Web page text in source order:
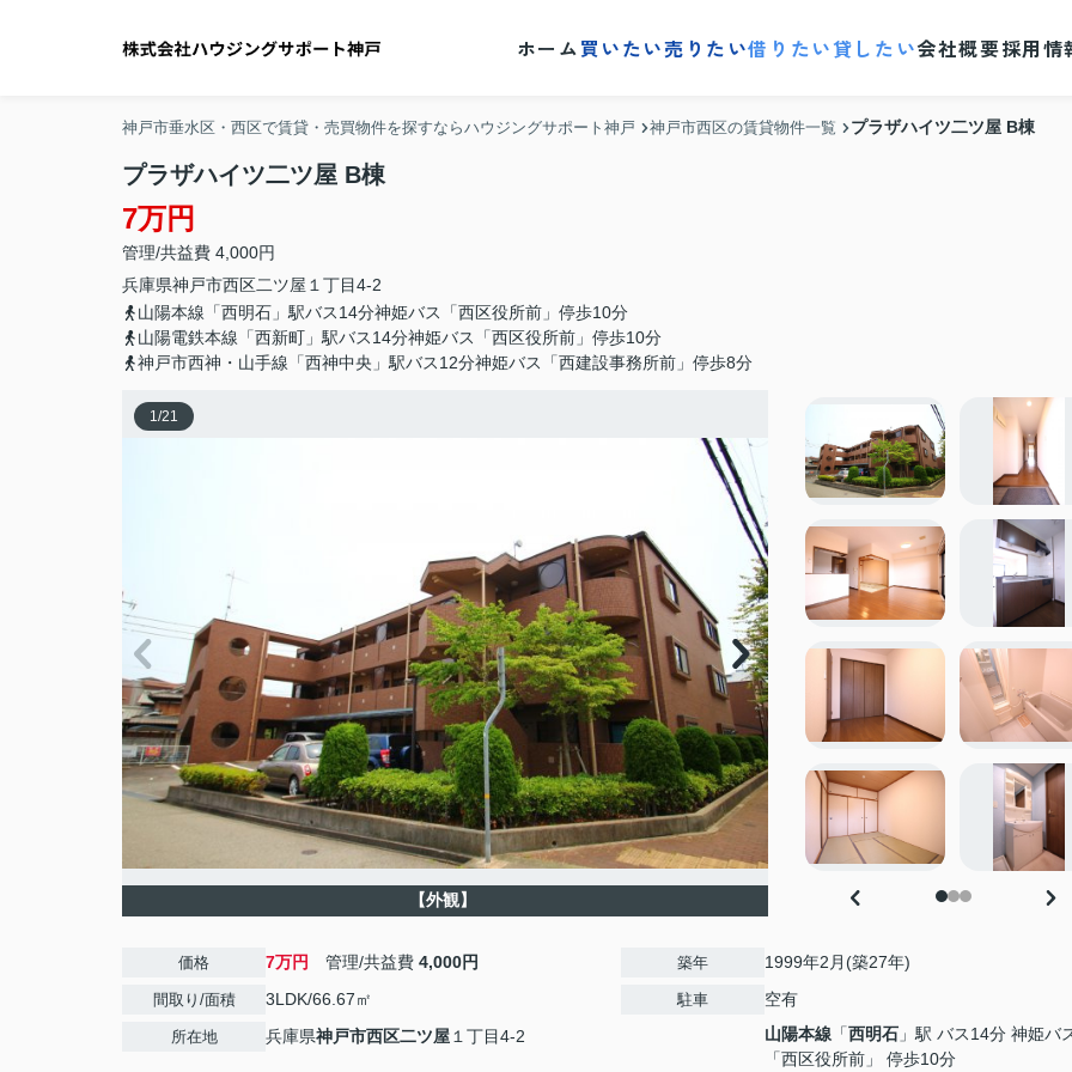
ホーム買いたい売りたい借りたい貸したい会社概要採用情
神戸市垂水区・西区で賃貸・売買物件を探すならハウジングサポート神戸 神戸市西区の賃貸物件一覧 プラザハイツ二ツ屋 B棟
プラザハイツ二ツ屋 B棟
7万円
管理/共益費 4,000円
兵庫県神戸市西区二ツ屋 １丁目4-2
山陽本線「西明石」駅バス14分神姫バス「西区役所前」停歩10分
山陽電鉄本線「西新町」駅バス14分神姫バス「西区役所前」停歩10分
神戸市西神・山手線「西神中央」駅バス12分神姫バス「西建設事務所前」停歩8分
1/21
【外観】
価格 7万円 管理/共益費 4,000円
間取り/面積 3LDK/66.67㎡
所在地 兵庫県神戸市西区二ツ屋 １丁目4-2
築年 1999年2月(築27年)
駐車
空有
山陽本線 「西明石 」駅 バス14分 神姫バ
「西区役所前」 停歩10分